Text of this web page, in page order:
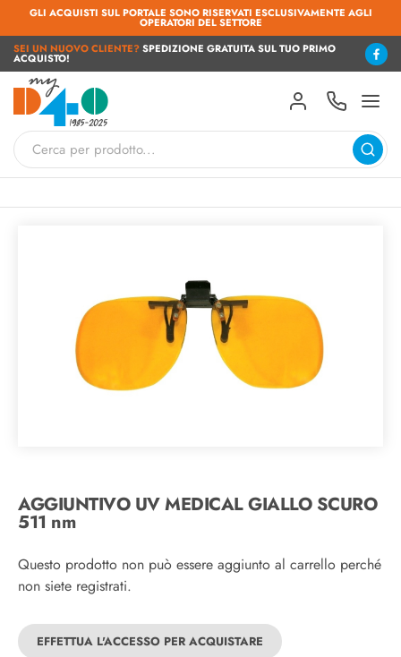
GLI ACQUISTI SUL PORTALE SONO RISERVATI ESCLUSIVAMENTE AGLI
OPERATORI DEL SETTORE
SEI UN NUOVO CLIENTE?SPEDIZIONE GRATUITA SUL TUO PRIMO
ACQUISTO!
AGGIUNTIVO UV MEDICAL GIALLO SCURO
511 nm
Questo prodotto non può essere aggiunto al carrello perché
non siete registrati.
EFFETTUA L'ACCESSO PER ACQUISTARE